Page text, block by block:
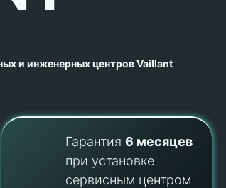
и инженерных центров Vaillant
Гарантия6 месяцев
при установке
сервисным центром